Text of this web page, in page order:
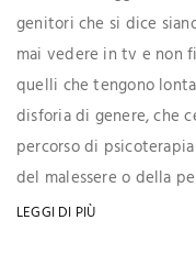
genitori che si dice
mai vedere in tv e non
quelli che tengono
disforia di genere, che
percorso di
del malessere o della
LEGGI DI PIÙ